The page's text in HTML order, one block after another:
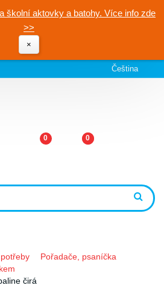
školní aktovky a batohy. Více info zde
>>
×
Čeština
0 0
Pořadače, psaníčka
čirá